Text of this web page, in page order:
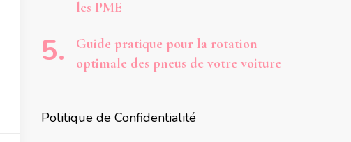
les PME
Guide pratique pour la rotation
optimale des pneus de votre voiture
Politique de Confidentialité